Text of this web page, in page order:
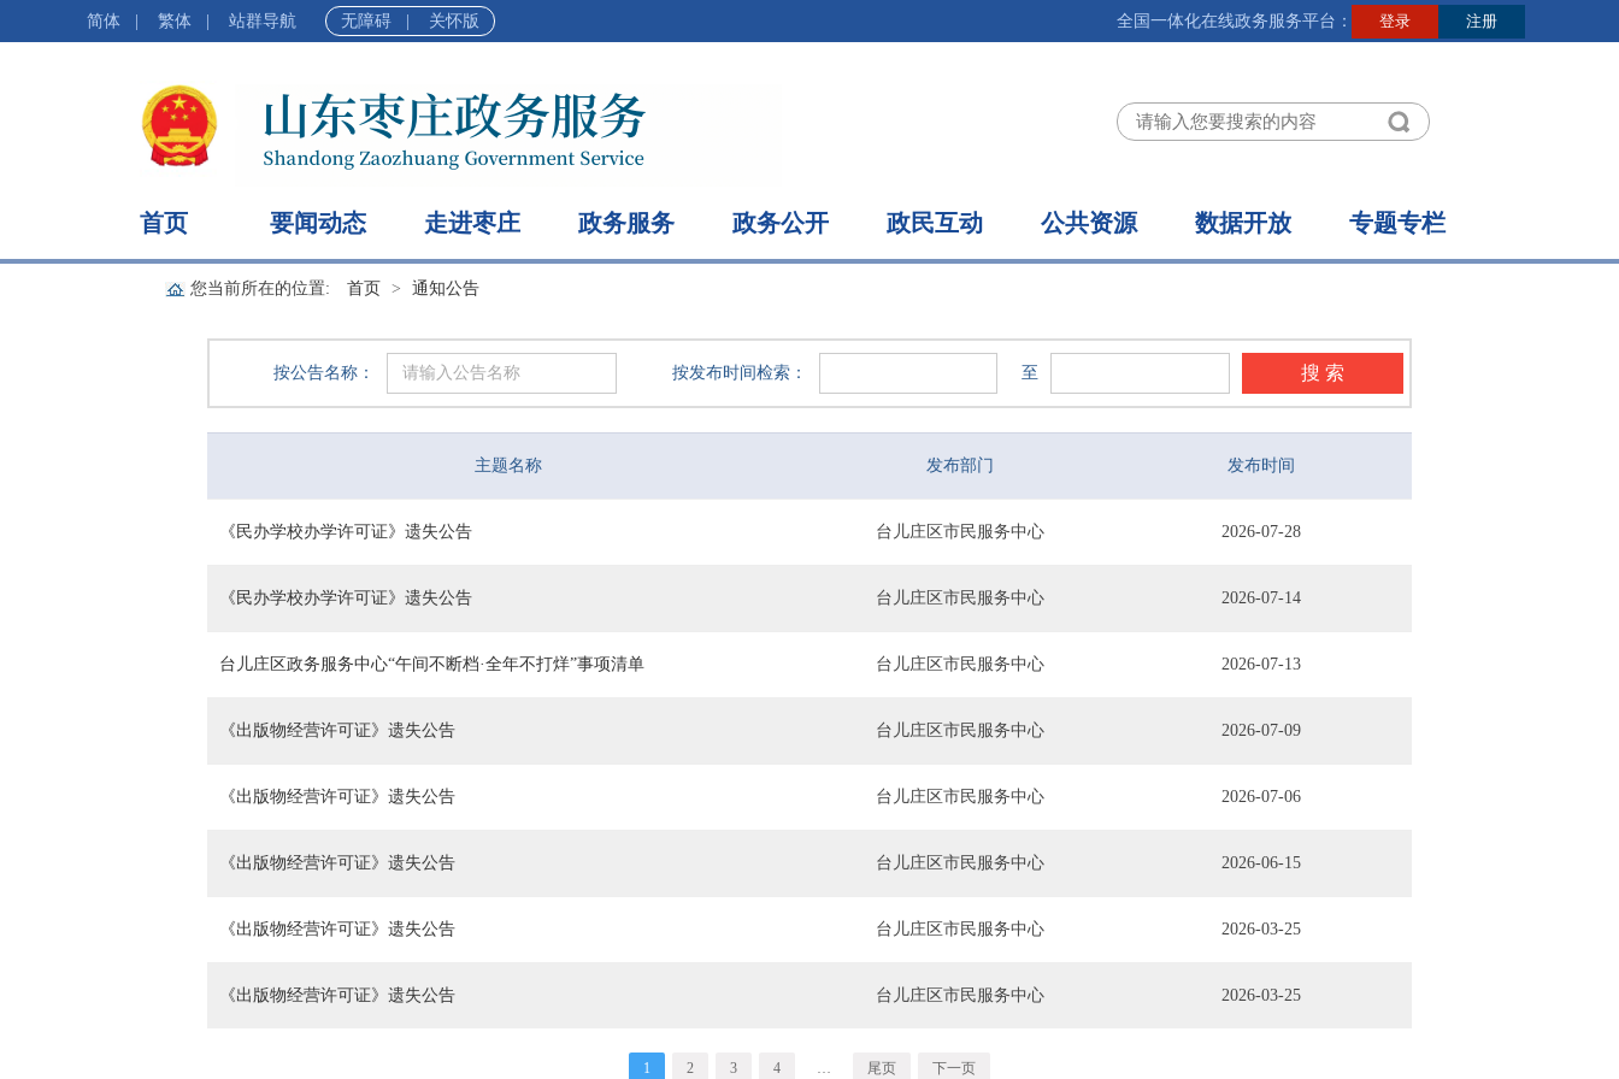
简体 繁体 站群导航 无障碍 关怀版 全国一体化在线政务服务平台：
首页 要闻动态 走进枣庄 政务服务 政务公开 政民互动 公共资源 数据开放 专题专栏
您当前所在的位置: 首页 通知公告
按公告名称： 按发布时间检索： 至 搜 索
主题名称 发布部门 发布时间
《民办学校办学许可证》遗失公告 台儿庄区市民服务中心 2026-07-28
《民办学校办学许可证》遗失公告 台儿庄区市民服务中心 2026-07-14
台儿庄区政务服务中心“午间不断档·全年不打烊”事项清单 台儿庄区市民服务中心 2026-07-13
《出版物经营许可证》遗失公告 台儿庄区市民服务中心 2026-07-09
《出版物经营许可证》遗失公告 台儿庄区市民服务中心 2026-07-06
《出版物经营许可证》遗失公告 台儿庄区市民服务中心 2026-06-15
《出版物经营许可证》遗失公告 台儿庄区市民服务中心 2026-03-25
《出版物经营许可证》遗失公告 台儿庄区市民服务中心 2026-03-25
1 2 3 4 … 尾页 下一页